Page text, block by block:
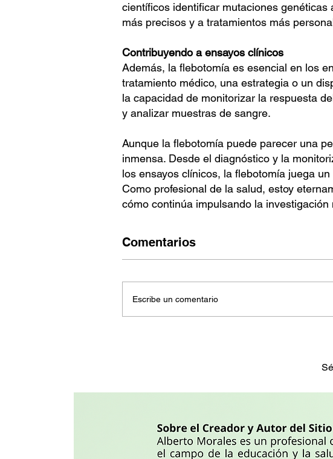
científicos identificar mutaciones
más precisos y a tratamientos más
Contribuyendo a ensayos clínicos
Además, la flebotomía es esencial en los
tratamiento médico, una estrategia o un
la capacidad de monitorizar la respuesta
y analizar muestras de sangre.
Aunque la flebotomía puede parecer una
inmensa. Desde el diagnóstico y la
los ensayos clínicos, la flebotomía juega
Como profesional de la salud, estoy
cómo continúa impulsando la investigación
Comentarios
Escribe un comentario